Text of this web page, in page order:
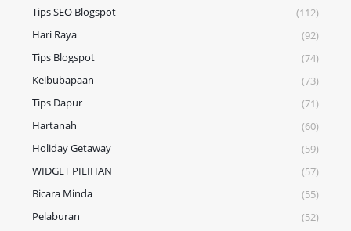
Tips SEO Blogspot
(112)
Hari Raya
(92)
Tips Blogspot
(74)
Keibubapaan
(73)
Tips Dapur
(71)
Hartanah
(60)
Holiday Getaway
(59)
WIDGET PILIHAN
(57)
Bicara Minda
(55)
Pelaburan
(52)